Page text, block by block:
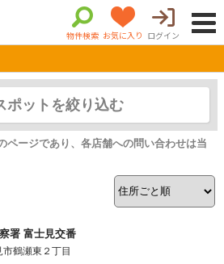
物件検索 お気に入り ログイン
ポットを絞り込む
ページであり、各店舗への問い合わせは当
署 富士見交番
鶴瀬東２丁目